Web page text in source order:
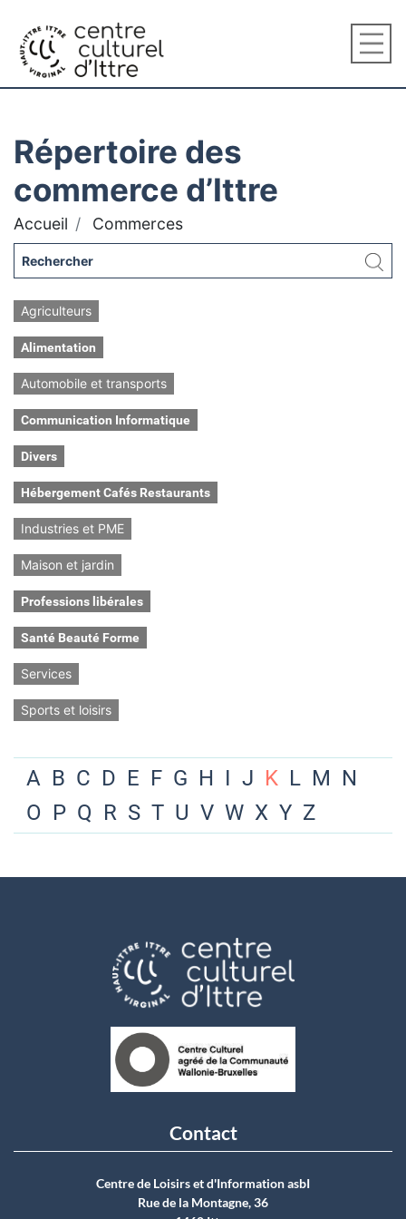
Répertoire des
commerce d’Ittre
Accueil Commerces
Agriculteurs
Alimentation
Automobile et transports
Communication Informatique
Divers
Hébergement Cafés Restaurants
Industries et PME
Maison et jardin
Professions libérales
Santé Beauté Forme
Services
Sports et loisirs
A B C D E F G H I J K L M N
O P Q R S T U V W X Y Z
Contact
Centre de Loisirs et d'Information asbI
Rue de la Montagne, 36